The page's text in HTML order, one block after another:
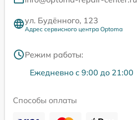
ул. Будённого, 123
Адрес сервисного центра Optoma
Режим работы:
Ежедневно с 9:00 до 21:00
Способы оплаты